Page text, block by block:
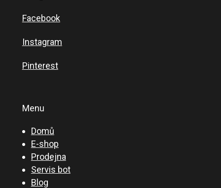
Facebook
Instagram
Pinterest
Menu
Domů
E-shop
Prodejna
Servis bot
Blog